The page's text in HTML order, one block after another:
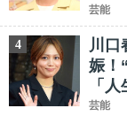
芸能
4
川口
娠！
「
芸能